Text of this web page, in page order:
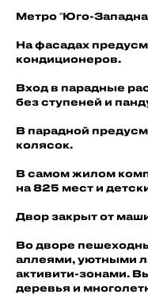
Метро "Юго-
На фасадах
кондиционеров.
Вход в парадные
без ступеней и
В парадной
колясок.
В самом жилом
на 825 мест и
Двор закрыт от
Во дворе
аллеями, уютными
активити-зонами.
деревья и